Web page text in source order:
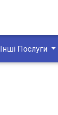
Інші Послуги